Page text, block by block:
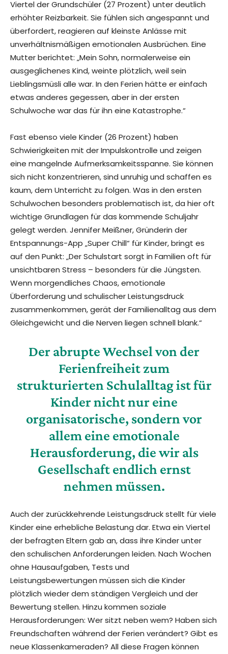
Viertel der Grundschüler (27 Prozent) unter deutlich
erhöhter Reizbarkeit. Sie fühlen sich angespannt und
überfordert, reagieren auf kleinste Anlässe mit
unverhältnismäßigen emotionalen Ausbrüchen. Eine
Mutter berichtet: „Mein Sohn, normalerweise ein
ausgeglichenes Kind, weinte plötzlich, weil sein
Lieblingsmüsli alle war. In den Ferien hätte er einfach
etwas anderes gegessen, aber in der ersten
Schulwoche war das für ihn eine Katastrophe.“
Fast ebenso viele Kinder (26 Prozent) haben
Schwierigkeiten mit der Impulskontrolle und zeigen
eine mangelnde Aufmerksamkeitsspanne. Sie können
sich nicht konzentrieren, sind unruhig und schaffen es
kaum, dem Unterricht zu folgen. Was in den ersten
Schulwochen besonders problematisch ist, da hier oft
wichtige Grundlagen für das kommende Schuljahr
gelegt werden. Jennifer Meißner, Gründerin der
Entspannungs-App „Super Chill“ für Kinder, bringt es
auf den Punkt: „Der Schulstart sorgt in Familien oft für
unsichtbaren Stress – besonders für die Jüngsten.
Wenn morgendliches Chaos, emotionale
Überforderung und schulischer Leistungsdruck
zusammenkommen, gerät der Familienalltag aus dem
Gleichgewicht und die Nerven liegen schnell blank.“
Der abrupte Wechsel von der
Ferienfreiheit zum
strukturierten Schulalltag ist für
Kinder nicht nur eine
organisatorische, sondern vor
allem eine emotionale
Herausforderung, die wir als
Gesellschaft endlich ernst
nehmen müssen.
Auch der zurückkehrende Leistungsdruck stellt für viele
Kinder eine erhebliche Belastung dar. Etwa ein Viertel
der befragten Eltern gab an, dass ihre Kinder unter
den schulischen Anforderungen leiden. Nach Wochen
ohne Hausaufgaben, Tests und
Leistungsbewertungen müssen sich die Kinder
plötzlich wieder dem ständigen Vergleich und der
Bewertung stellen. Hinzu kommen soziale
Herausforderungen: Wer sitzt neben wem? Haben sich
Freundschaften während der Ferien verändert? Gibt es
neue Klassenkameraden? All diese Fragen können